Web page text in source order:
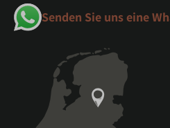
Senden Sie uns eine